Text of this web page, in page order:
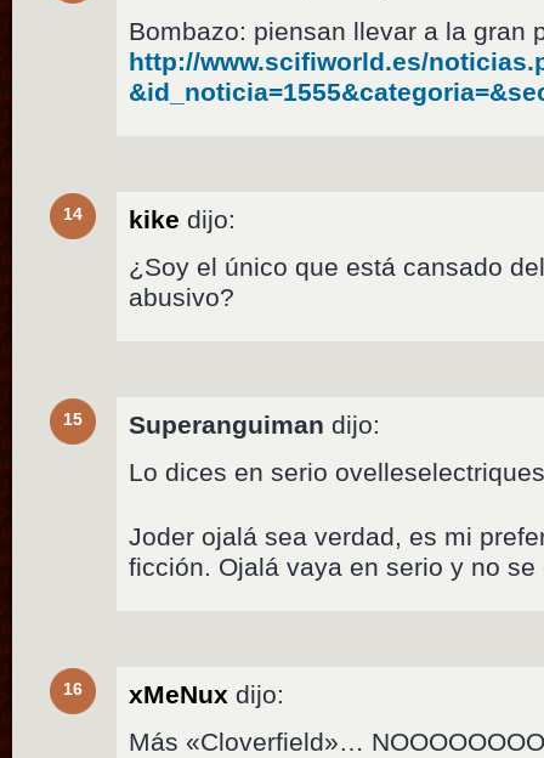
Bombazo: piensan llevar a la gran
http://www.scifiworld.es/
14 kike dijo:
¿Soy el único que está cansado
abusivo?
15 Superanguiman dijo:
Lo dices en serio
Joder ojalá sea verdad, es mi
ficción. Ojalá vaya en serio y no
16 xMeNux dijo:
Más «Cloverfield»…